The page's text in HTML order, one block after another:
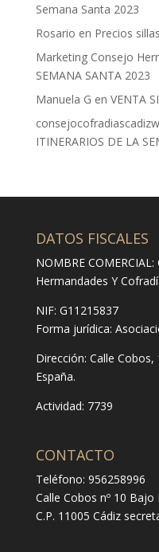
Semana Santa 2023
Rosario en Precios
Marketing Consejo
SEMANA SANTA 2023
Manuela G en VENTA
ITINERARIOS DE LA
DATOS FISCALES
NOMBRE
Hermandades Y
NIF: G11215837
Forma jurídica:
Dirección: Calle Cobos,
España.
Actividad: 7739
CONTACTO
Teléfono: 956258996
Calle Cobos nº 10 Bajo
C.P. 11005 Cádiz